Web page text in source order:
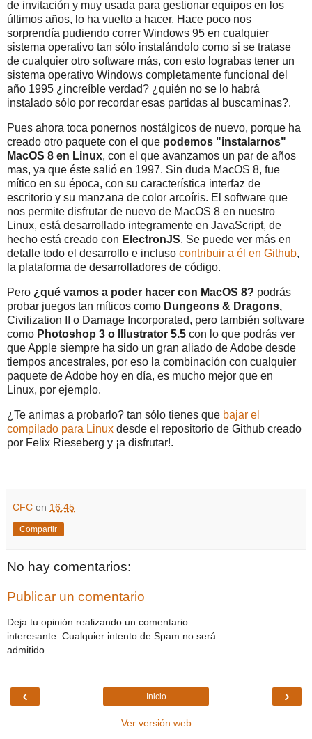
de invitación y muy usada para gestionar equipos en los
últimos años, lo ha vuelto a hacer. Hace poco nos
sorprendía pudiendo correr Windows 95 en cualquier
sistema operativo tan sólo instalándolo como si se tratase
de cualquier otro software más, con esto lograbas tener un
sistema operativo Windows completamente funcional del
año 1995 ¿increíble verdad? ¿quién no se lo habrá
instalado sólo por recordar esas partidas al buscaminas?.
Pues ahora toca ponernos nostálgicos de nuevo, porque ha
creado otro paquete con el que podemos "instalarnos"
MacOS 8 en Linux, con el que avanzamos un par de años
mas, ya que éste salió en 1997. Sin duda MacOS 8, fue
mítico en su época, con su característica interfaz de
escritorio y su manzana de color arcoíris. El software que
nos permite disfrutar de nuevo de MacOS 8 en nuestro
Linux, está desarrollado integramente en JavaScript, de
hecho está creado con ElectronJS. Se puede ver más en
detalle todo el desarrollo e incluso contribuir a él en Github,
la plataforma de desarrolladores de código.
Pero ¿qué vamos a poder hacer con MacOS 8? podrás
probar juegos tan míticos como Dungeons & Dragons,
Civilization II o Damage Incorporated, pero también software
como Photoshop 3 o Illustrator 5.5 con lo que podrás ver
que Apple siempre ha sido un gran aliado de Adobe desde
tiempos ancestrales, por eso la combinación con cualquier
paquete de Adobe hoy en día, es mucho mejor que en
Linux, por ejemplo.
¿Te animas a probarlo? tan sólo tienes que bajar el
compilado para Linux desde el repositorio de Github creado
por Felix Rieseberg y ¡a disfrutar!.
CFC en 16:45
Compartir
No hay comentarios:
Publicar un comentario
Deja tu opinión realizando un comentario
interesante. Cualquier intento de Spam no será
admitido.
‹ ›
Inicio
Ver versión web